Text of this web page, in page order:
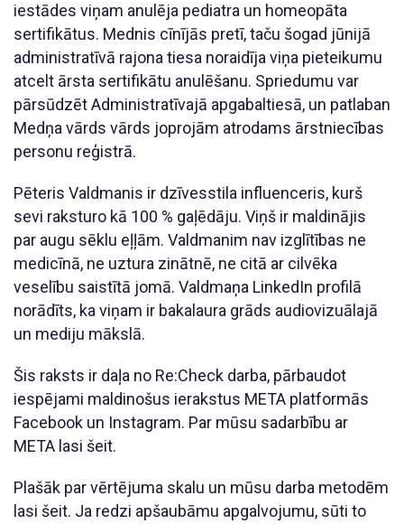
iestādes viņam anulēja pediatra un homeopāta
sertifikātus. Mednis cīnījās pretī, taču šogad jūnijā
administratīvā rajona tiesa noraidīja viņa pieteikumu
atcelt ārsta sertifikātu anulēšanu. Spriedumu var
pārsūdzēt Administratīvajā apgabaltiesā, un patlaban
Medņa vārds vārds joprojām atrodams ārstniecības
personu reģistrā.
Pēteris Valdmanis ir dzīvesstila influenceris, kurš
sevi raksturo kā 100 % gaļēdāju. Viņš ir maldinājis
par augu sēklu eļļām. Valdmanim nav izglītības ne
medicīnā, ne uztura zinātnē, ne citā ar cilvēka
veselību saistītā jomā. Valdmaņa LinkedIn profilā
norādīts, ka viņam ir bakalaura grāds audiovizuālajā
un mediju mākslā.
Šis raksts ir daļa no Re:Check darba, pārbaudot
iespējami maldinošus ierakstus META platformās
Facebook un Instagram. Par mūsu sadarbību ar
META lasi šeit.
Plašāk par vērtējuma skalu un mūsu darba metodēm
lasi šeit. Ja redzi apšaubāmu apgalvojumu, sūti to